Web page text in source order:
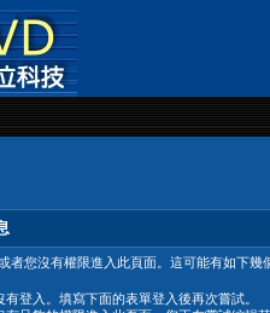
者您沒有權限進入此頁面。這可能有如下幾
有登入。填寫下面的表單登入後再次嘗試。